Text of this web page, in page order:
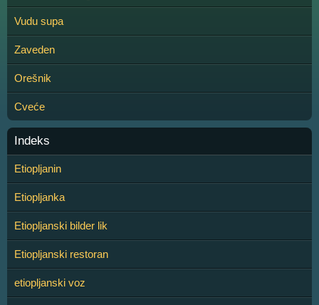
Vudu supa
Zaveden
Orešnik
Cveće
Indeks
Etiopljanin
Etiopljanka
Etiopljanski bilder lik
Etiopljanski restoran
etiopljanski voz